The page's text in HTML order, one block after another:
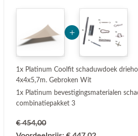
1x Platinum Coolfit schaduwdoek
4x4x5,7m. Gebroken Wit
1x Platinum bevestigingsmaterialen
combinatiepakket 3
€ 454,00